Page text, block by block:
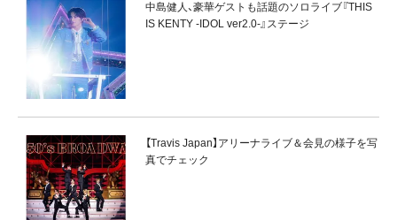
中島健人、豪華ゲストも話題のソロライブ『THIS
IS KENTY -IDOL ver2.0-』ステージ
【Travis Japan】アリーナライブ＆会見の様子を写
真でチェック